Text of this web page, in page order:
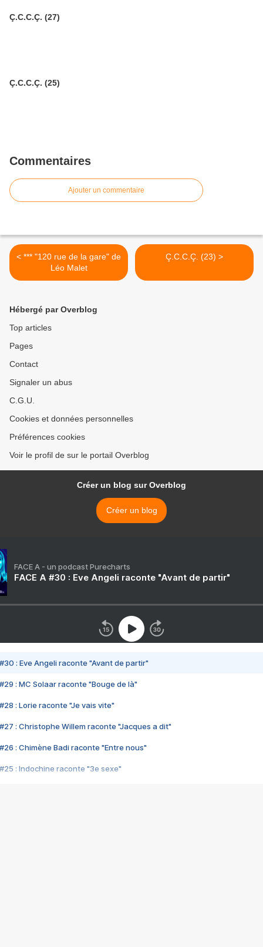
Ç.C.C.Ç. (27)
Ç.C.C.Ç. (25)
Commentaires
Ajouter un commentaire
< *** "120 rue de la gare" de
Léo Malet
Ç.C.C.Ç. (23) >
Hébergé par Overblog
Top articles
Pages
Contact
Signaler un abus
C.G.U.
Cookies et données personnelles
Préférences cookies
Voir le profil de sur le portail Overblog
Créer un blog sur Overblog
Créer un blog
FACE A - un podcast Purecharts
FACE A #30 : Eve Angeli raconte "Avant de partir"
#30 : Eve Angeli raconte "Avant de partir"
#29 : MC Solaar raconte "Bouge de là"
#28 : Lorie raconte "Je vais vite"
#27 : Christophe Willem raconte "Jacques a dit"
#26 : Chimène Badi raconte "Entre nous"
#25 : Indochine raconte "3e sexe"